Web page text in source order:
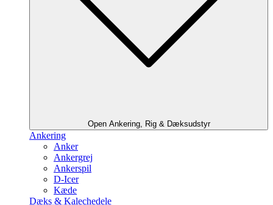
Open Ankering, Rig & Dæksudstyr
Ankering
Anker
Ankergrej
Ankerspil
D-Icer
Kæde
Dæks & Kalechedele